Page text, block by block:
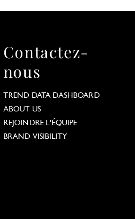
Contactez-
nous
TREND DATA DASHBOARD
ABOUT US
REJOINDRE L'ÉQUIPE
BRAND VISIBILITY